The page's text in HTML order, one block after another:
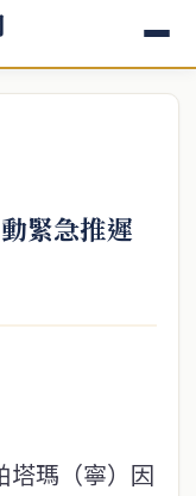
緊急推遲
塔瑪（寧）因